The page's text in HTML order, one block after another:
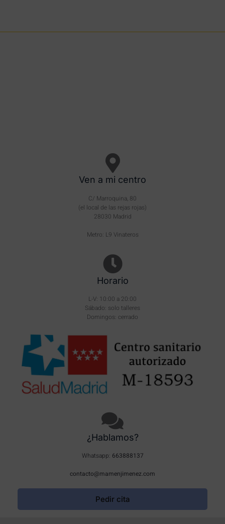
Ven a mi centro
C/ Marroquina, 80
(el local de las rejas rojas)
28030 Madrid
Metro: L9 Vinateros
Horario
L-V: 10:00 a 20:00
Sábado: solo talleres
Domingos: cerrado
¿Hablamos?
Whatsapp: 663888137
contacto@mamenjimenez.com
Pedir cita